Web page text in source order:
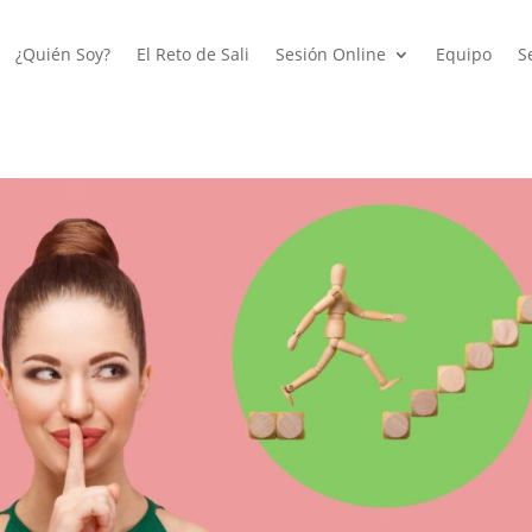
¿Quién Soy? El Reto de Sali Sesión Online Equipo